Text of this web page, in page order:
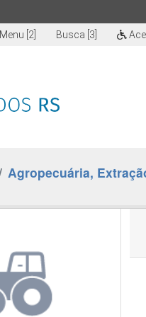
Menu [2] Busca [3]
Agropecuária,